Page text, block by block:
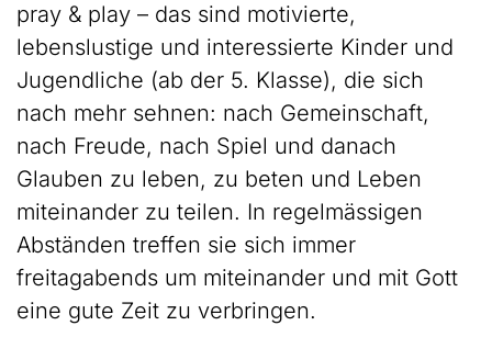
pray & play – das sind motivierte,
lebenslustige und interessierte Kinder und
Jugendliche (ab der 5. Klasse), die sich
nach mehr sehnen: nach Gemeinschaft,
nach Freude, nach Spiel und danach
Glauben zu leben, zu beten und Leben
miteinander zu teilen. In regelmässigen
Abständen treffen sie sich immer
freitagabends um miteinander und mit Gott
eine gute Zeit zu verbringen.